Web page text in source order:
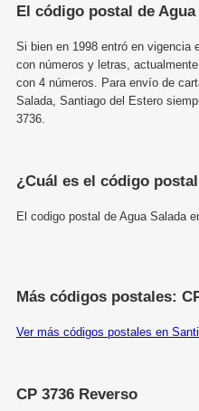
El código postal de Agua
Si bien en 1998 entró en vigencia
con números y letras,
con 4 números. Para envío de
Salada, Santiago del Estero
3736.
¿Cuál es el código
El codigo postal de Agua Salada
Más códigos postales:
Ver más códigos postales en
CP 3736 Reverso